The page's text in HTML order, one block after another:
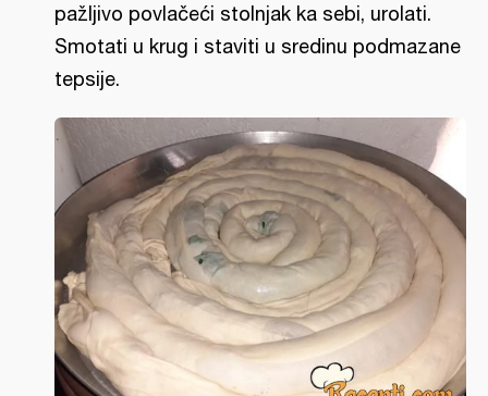
pažljivo povlačeći stolnjak ka sebi, urolati.
Smotati u krug i staviti u sredinu podmazane
tepsije.